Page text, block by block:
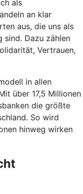
als
an klar
aus, die uns als
sind. Dazu zählen
Vertrauen,
in allen
über 17,5 Millionen
die größte
So wird
hinweg wirken